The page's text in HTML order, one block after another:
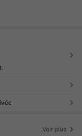
Voir plus